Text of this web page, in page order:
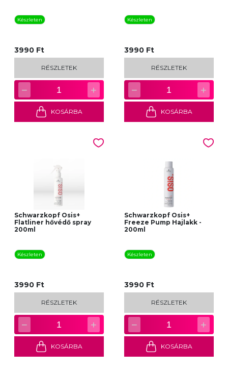
Készleten
3990 Ft
RÉSZLETEK
− 1 +
KOSÁRBA
Készleten
3990 Ft
RÉSZLETEK
− 1 +
KOSÁRBA
Schwarzkopf Osis+
Flatliner hővédő spray
200ml
Készleten
3990 Ft
RÉSZLETEK
− 1 +
KOSÁRBA
Schwarzkopf Osis+
Freeze Pump Hajlakk -
200ml
Készleten
3990 Ft
RÉSZLETEK
− 1 +
KOSÁRBA